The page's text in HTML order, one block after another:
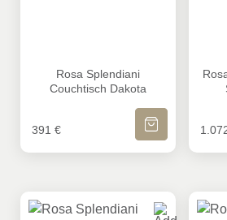
Rosa Splendiani
Couchtisch Dakota
391 €
IN DEN